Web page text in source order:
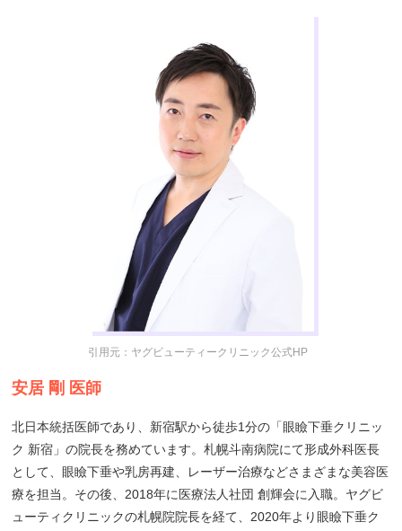
引用元：ヤグビューティークリニック公式HP（https://souki-
安居 剛 医師
北日本統括医師であり、新宿駅から徒歩1分の「眼瞼下垂クリニッ
ク 新宿」の院長を務めています。札幌斗南病院にて形成外科医長
として、眼瞼下垂や乳房再建、レーザー治療などさまざまな美容医
療を担当。その後、2018年に医療法人社団 創輝会に入職。ヤグビ
ューティクリニックの札幌院院長を経て、2020年より眼瞼下垂ク